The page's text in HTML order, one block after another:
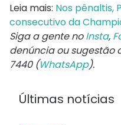
Leia mais: Nos pênaltis,
consecutivo da
Siga a gente noInsta,
denúncia ou sugestão
7440 (WhatsApp).
Últimas notícias